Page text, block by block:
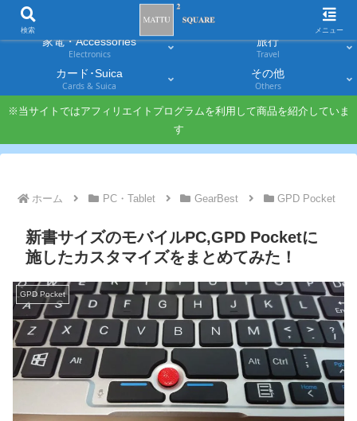
家電・Accessories
Electronics
旅行
Travel
カード･Suica
Cards & Suica
その他
Others
※当サイトではアフィリエイトプログラムを利用して商品を紹介していま
す
ホーム PC・Tablet GearBest GPD Pocket
新書サイズのモバイルPC,GPD Pocketに
施したカスタマイズをまとめてみた！
GPD Pocket
検索 メニュー